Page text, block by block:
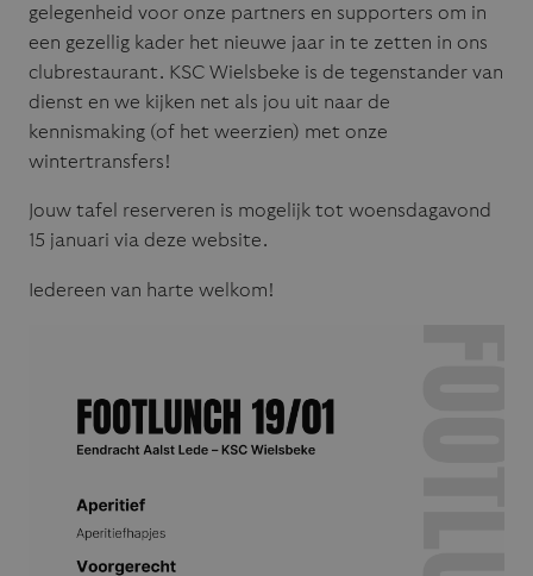
gelegenheid voor onze partners en supporters om in
een gezellig kader het nieuwe jaar in te zetten in ons
clubrestaurant. KSC Wielsbeke is de tegenstander van
dienst en we kijken net als jou uit naar de
kennismaking (of het weerzien) met onze
wintertransfers!
Jouw tafel reserveren is mogelijk tot woensdagavond
15 januari via deze website.
Iedereen van harte welkom!